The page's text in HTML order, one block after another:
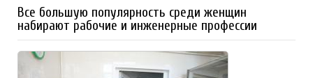
Все большую популярность среди женщин
набирают рабочие и инженерные профессии